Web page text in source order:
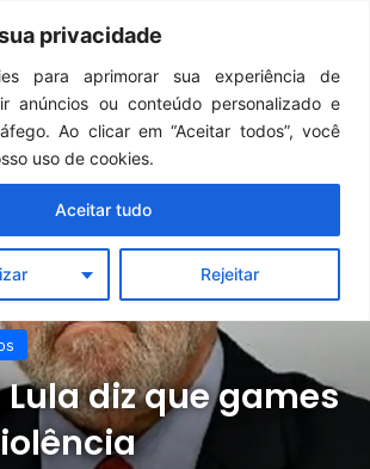
privacidade
para aprimorar sua experiência de
anúncios ou conteúdo personalizado e
Ao clicar em “Aceitar todos”, você
uso de cookies.
Rejeitar
Aceitar tudo
diz que games